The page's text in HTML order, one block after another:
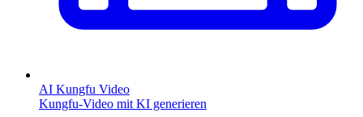
AI Kungfu Video
Kungfu-Video mit KI generieren